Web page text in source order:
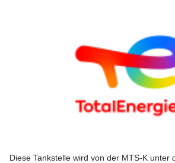
Diese Tankstelle wird von der MTS-K unter